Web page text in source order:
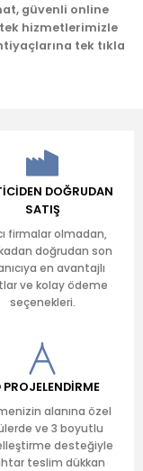
güvenli online
hizmetlerimizle
tek tıkla
DOĞRUDAN
SATIŞ
firmalar olmadan,
doğrudan son
en avantajlı
ve kolay ödeme
seçenekleri.
PROJELENDİRME
alanına özel
ve 3 boyutlu
desteğiyle
teslim dükkan